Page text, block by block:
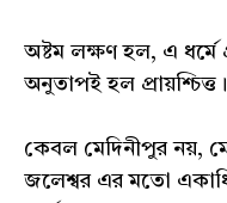
অষ্টম লক্ষণ হল, এ ধর্মে
অনুতাপই হল প্রায়শ্চিত্ত।
কেবল মেদিনীপুর নয়,
জলেশ্বর এর মতো